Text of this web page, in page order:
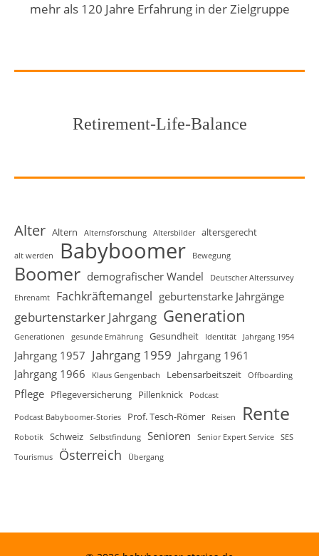
mehr als 120 Jahre Erfahrung in der Zielgruppe
Retirement-Life-Balance
Alter Altern Alternsforschung Altersbilder altersgerecht
alt werden Babyboomer Bewegung
Boomer demografischer Wandel
Deutscher Alterssurvey
Ehrenamt
Fachkräftemangel geburtenstarke Jahrgänge
geburtenstarker Jahrgang Generation
Generationen gesunde Ernährung Gesundheit Identität Jahrgang 1954
Jahrgang 1957 Jahrgang 1959 Jahrgang 1961
Jahrgang 1966
Klaus Gengenbach Lebensarbeitszeit Offboarding
Pflege Pflegeversicherung Pillenknick Podcast
Podcast Babyboomer-Stories Prof. Tesch-Römer Reisen Rente
Robotik Schweiz Selbstfindung Senioren Senior Expert Service
SES
Tourismus
Österreich Übergang